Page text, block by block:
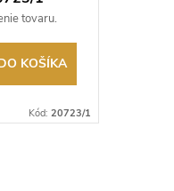
tovaru.
KOŠÍKA
Kód: 20723/1